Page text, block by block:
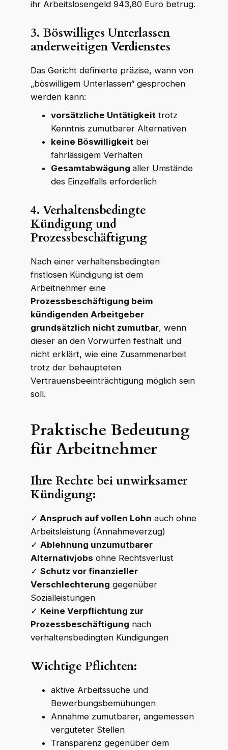
K R WKR Rechtsanwälte
Online · echte Anwälte, kein Callcenter
ihr Arbeitslosengeld 943,80 Euro betrug.
3. Böswilliges Unterlassen
anderweitigen Verdienstes
Das Gericht definierte präzise, wann von
„böswilligem Unterlassen“ gesprochen
werden kann:
vorsätzliche Untätigkeit trotz
Kenntnis zumutbarer Alternativen
keine Böswilligkeit bei
fahrlässigem Verhalten
Gesamtabwägung aller Umstände
des Einzelfalls erforderlich
4. Verhaltensbedingte
Kündigung und
Prozessbeschäftigung
Nach einer verhaltensbedingten
fristlosen Kündigung ist dem
Arbeitnehmer eine
Prozessbeschäftigung beim
kündigenden Arbeitgeber
grundsätzlich nicht zumutbar, wenn
dieser an den Vorwürfen festhält und
nicht erklärt, wie eine Zusammenarbeit
trotz der behaupteten
Vertrauensbeeinträchtigung möglich sein
soll.
Praktische Bedeutung
für Arbeitnehmer
Ihre Rechte bei unwirksamer
Kündigung:
✓ Anspruch auf vollen Lohn auch ohne
Arbeitsleistung (Annahmeverzug)
✓ Ablehnung unzumutbarer
Alternativjobs ohne Rechtsverlust
✓ Schutz vor finanzieller
Verschlechterung gegenüber
Sozialleistungen
✓ Keine Verpflichtung zur
Prozessbeschäftigung nach
verhaltensbedingten Kündigungen
Wichtige Pflichten:
aktive Arbeitssuche und
Bewerbungsbemühungen
Annahme zumutbarer, angemessen
vergüteter Stellen
Transparenz gegenüber dem